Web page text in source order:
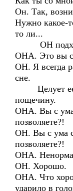
Он. Так,
Нужно какое-
то ли...
ОН
ОНА. Это вы
ОН. Я всегда
сне.
Целует ее.
пощечину.
ОНА. Вы с ума
позволяете?!
ОН. Вы с ума
позволяете?!
ОНА.
ОН. Хорошо.
ОНА. Что
ударило в